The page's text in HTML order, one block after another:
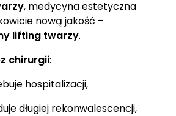
, medycyna estetyczna
nową jakość –
lifting twarzy.
chirurgii:
hospitalizacji,
długiej rekonwalescencji,